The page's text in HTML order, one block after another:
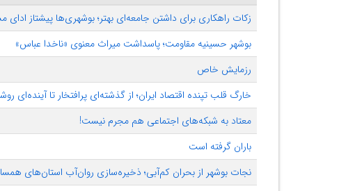
زکات راهکاری برای داشتن جامعه‌ای بهتر؛ بوشهری‌ها پیشتاز
بوشهر حسینیه مقاومت؛ پاسداشت میراث معنوی «ناخدا عباس»
رزمایش خاص
خارگ قلب تپنده اقتصاد ایران؛ از گذشته‌ای پرافتخار تا آینده‌ای
معتاد به شبکه‌های اجتماعی هم مجرم نیست!
باران گرفته است
نجات بوشهر از بحران کم‌آبی؛ ذخیره‌سازی روان‌آب استان‌های